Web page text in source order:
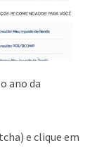
ano da
e clique em